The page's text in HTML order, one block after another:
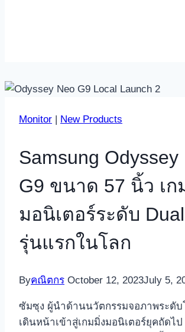
Monitor | New Products
Samsung Odyssey
G9 ขนาด 57 นิ้ว เก
มอนิเตอร์ระดับ
รุ่นแรกในโลก
Byคณิตกร October 12, 2023July 5,
ซัมซุง ผู้นำด้านนวัตกรรมจอภาพระดับ
เดินหน้าเข้าสู่เกมมิ่งมอนิเตอร์ยุคถัดไป